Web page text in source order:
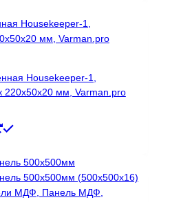
Housekeeper-1,
220х50х20 мм, Varman.pro